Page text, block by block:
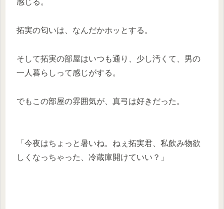
感じる。
拓実の匂いは、なんだかホッとする。
そして拓実の部屋はいつも通り、少し汚くて、男の
一人暮らしって感じがする。
でもこの部屋の雰囲気が、真弓は好きだった。
「今夜はちょっと暑いね。ねぇ拓実君、私飲み物欲
しくなっちゃった、冷蔵庫開けていい？」